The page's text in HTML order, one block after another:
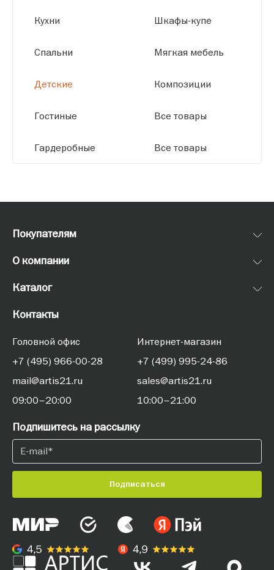
Кухни
Спальни
Детские
Гостиные
Гардеробные
Шкафы-купе
Мягкая мебель
Композиции
Все товары
Все товары
Покупателям
О компании
Каталог
Контакты
Головной офис
+7 (495) 966-00-28
mail@artis21.ru
09:00–20:00
Интернет-магазин
+7 (499) 995-24-86
sales@artis21.ru
10:00–21:00
Подпишитесь на рассылку
Подписаться